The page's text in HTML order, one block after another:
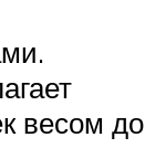
весом до